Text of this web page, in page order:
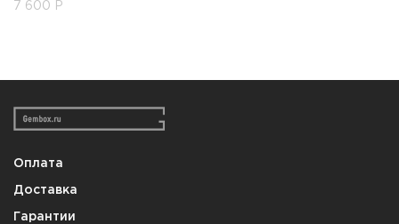
7 600 Р
Оплата
Доставка
Гарантии